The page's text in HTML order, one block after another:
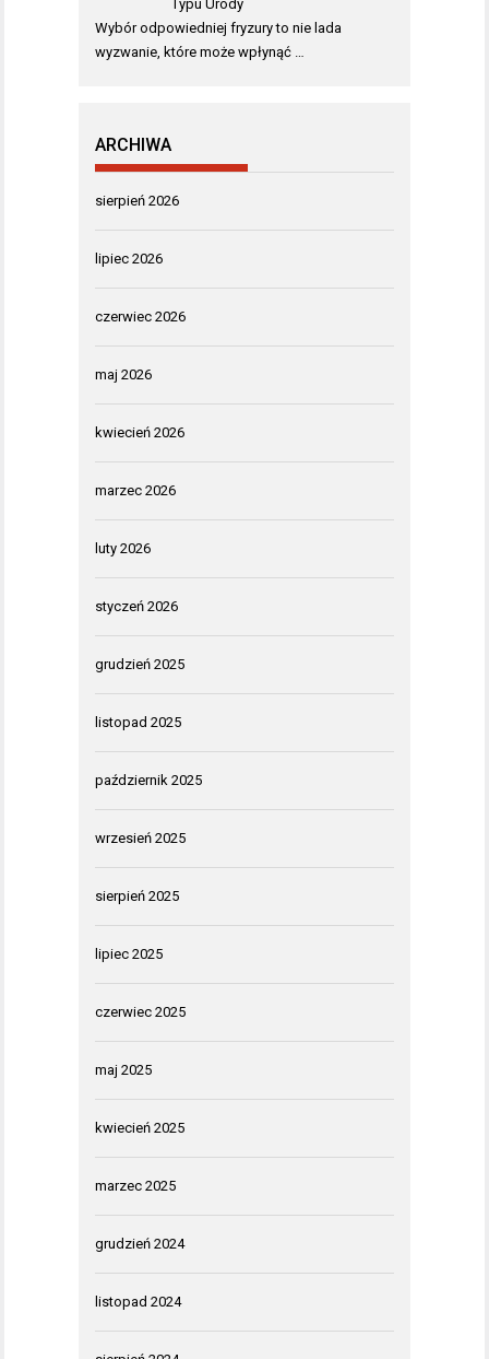
Typu Urody
Wybór odpowiedniej fryzury to nie lada
wyzwanie, które może wpłynąć …
ARCHIWA
sierpień 2026
lipiec 2026
czerwiec 2026
maj 2026
kwiecień 2026
marzec 2026
luty 2026
styczeń 2026
grudzień 2025
listopad 2025
październik 2025
wrzesień 2025
sierpień 2025
lipiec 2025
czerwiec 2025
maj 2025
kwiecień 2025
marzec 2025
grudzień 2024
listopad 2024